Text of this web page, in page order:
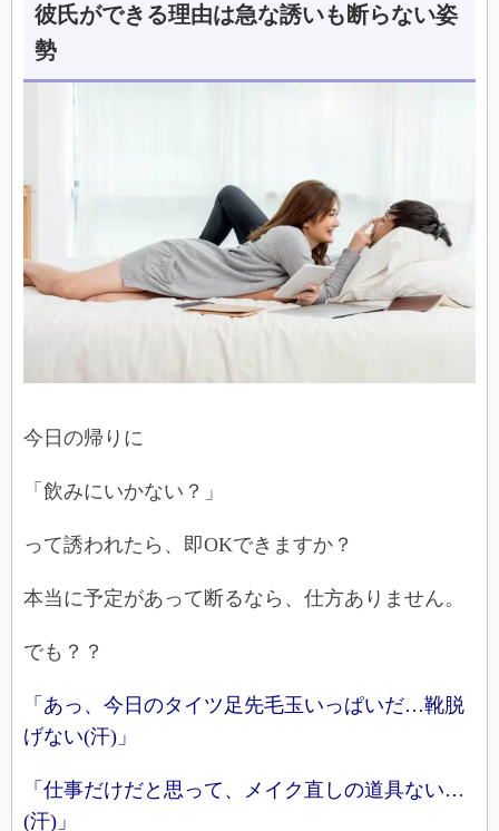
彼氏ができる理由は急な誘いも断らない姿
勢
今日の帰りに
「飲みにいかない？」
って誘われたら、即OKできますか？
本当に予定があって断るなら、仕方ありません。
でも？？
「あっ、今日のタイツ足先毛玉いっぱいだ…靴脱
げない(汗)」
「仕事だけだと思って、メイク直しの道具ない…
(汗)」